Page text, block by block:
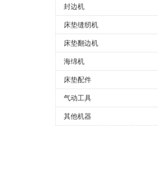
封边机
床垫缝纫机
床垫翻边机
海绵机
床垫配件
气动工具
其他机器